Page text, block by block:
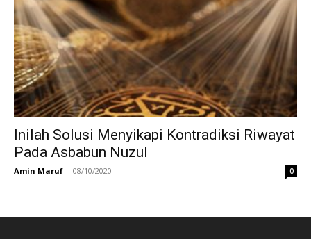
Inilah Solusi Menyikapi Kontradiksi Riwayat
Pada Asbabun Nuzul
Amin Maruf - 08/10/2020 0